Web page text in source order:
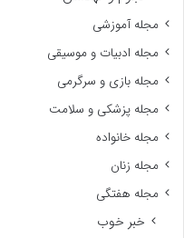
مجله آموزشی
مجله ادبیات و موسیقی
مجله بازی و سرگرمی
مجله پزشکی و سلامت
مجله خانواده
مجله زنان
مجله هفتگی
خبر خوب